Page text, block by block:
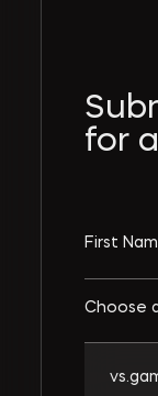
for
Choose